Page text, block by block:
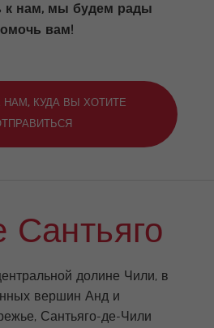
к нам, мы будем рады
вам!
КУДА ВЫ ХОТИТЕ
Сантьяго
долине Чили, в
вершин Анд и
Сантьяго-де-Чили